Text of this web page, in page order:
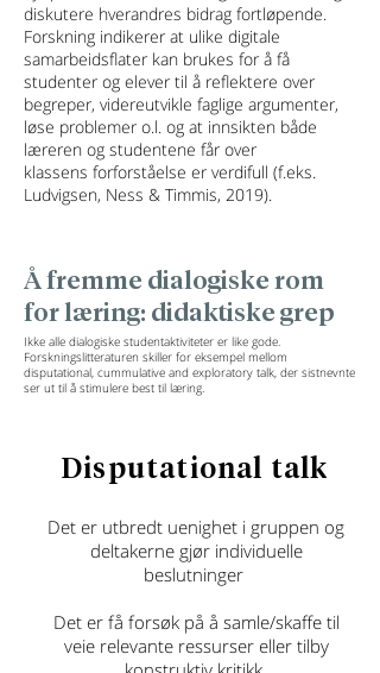
diskutere hverandres bidrag fortløpende.
Forskning indikerer at ulike digitale
samarbeidsflater kan brukes for å få
studenter og elever til å reflektere over
begreper, videreutvikle faglige argumenter,
løse problemer o.l. og at innsikten både
læreren og studentene får over
klassens forforståelse er verdifull (f.eks.
Ludvigsen, Ness & Timmis, 2019).
Å fremme dialogiske rom
for læring: didaktiske grep
Ikke alle dialogiske studentaktiviteter er like gode.
Forskningslitteraturen skiller for eksempel mellom
disputational, cummulative and exploratory talk, der sistnevnte
ser ut til å stimulere best til læring.
Disputational talk
Det er utbredt uenighet i gruppen og
deltakerne gjør individuelle
beslutninger
Det er få forsøk på å samle/skaffe til
veie relevante ressurser eller tilby